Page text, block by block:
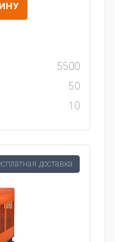
5500
50
10
доставка